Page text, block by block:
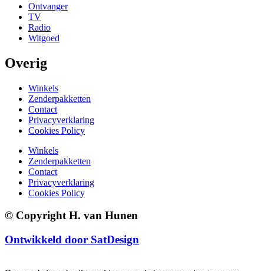
Ontvanger
TV
Radio
Witgoed
Overig
Winkels
Zenderpakketten
Contact
Privacyverklaring
Cookies Policy
Winkels
Zenderpakketten
Contact
Privacyverklaring
Cookies Policy
© Copyright H. van Hunen
Ontwikkeld door SatDesign